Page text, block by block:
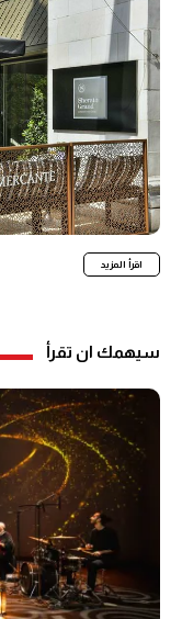
اقرأ المزيد
سيهمك ان تقرأ